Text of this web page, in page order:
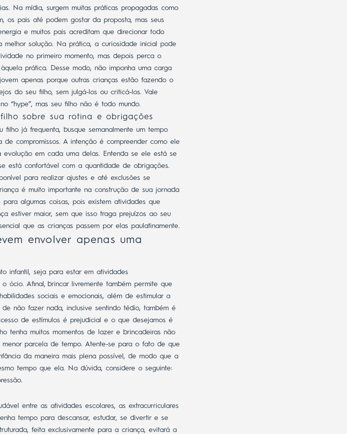
Na mídia, surgem muitas práticas propagadas como
os pais até podem gostar da proposta, mas seus
e muitos pais acreditam que direcionar todo
solução. Na prática, a curiosidade inicial pode
no primeiro momento, mas depois perca o
prática.
Desse modo, não imponha uma carga
apenas porque outras crianças estão fazendo o
do seu filho, sem julgá-los ou criticá-los. Vale
“hype”, mas seu filho não é todo mundo.
sobre sua rotina e obrigações
filho já frequenta, busque semanalmente um tempo
de compromissos. A intenção é compreender como ele
em cada uma delas.
Entenda se ele está se
está confortável com a quantidade de obrigações.
para realizar ajustes e até exclusões se
é muito importante na construção de sua jornada
algumas coisas, pois existem atividades que
estiver maior, sem que isso traga prejuízos ao seu
que as crianças passem por elas paulatinamente.
envolver apenas uma
infantil, seja para estar em atividades
o ócio. Afinal, brincar livremente também permite que
sociais e emocionais, além de estimular a
não fazer nada, inclusive sentindo tédio, também é
de estímulos é prejudicial e o que desejamos é
tenha muitos momentos de lazer e brincadeiras não
parcela de tempo. Atente-se para o fato de que
da maneira mais plena possível, de modo que a
tempo que ela. Na dúvida, considere o seguinte:
entre as atividades escolares, as extracurriculares
tempo para descansar, estudar, se divertir e se
feita exclusivamente para a criança, evitará a